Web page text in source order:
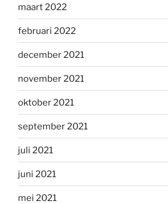
maart 2022
februari 2022
december 2021
november 2021
oktober 2021
september 2021
juli 2021
juni 2021
mei 2021